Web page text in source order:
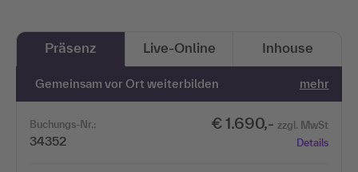
Präsenz Live-Online Inhouse
Gemeinsam vor Ort weiterbilden mehr
Buchungs-Nr.:
34352
€ 1.690,- zzgl. MwSt
Details